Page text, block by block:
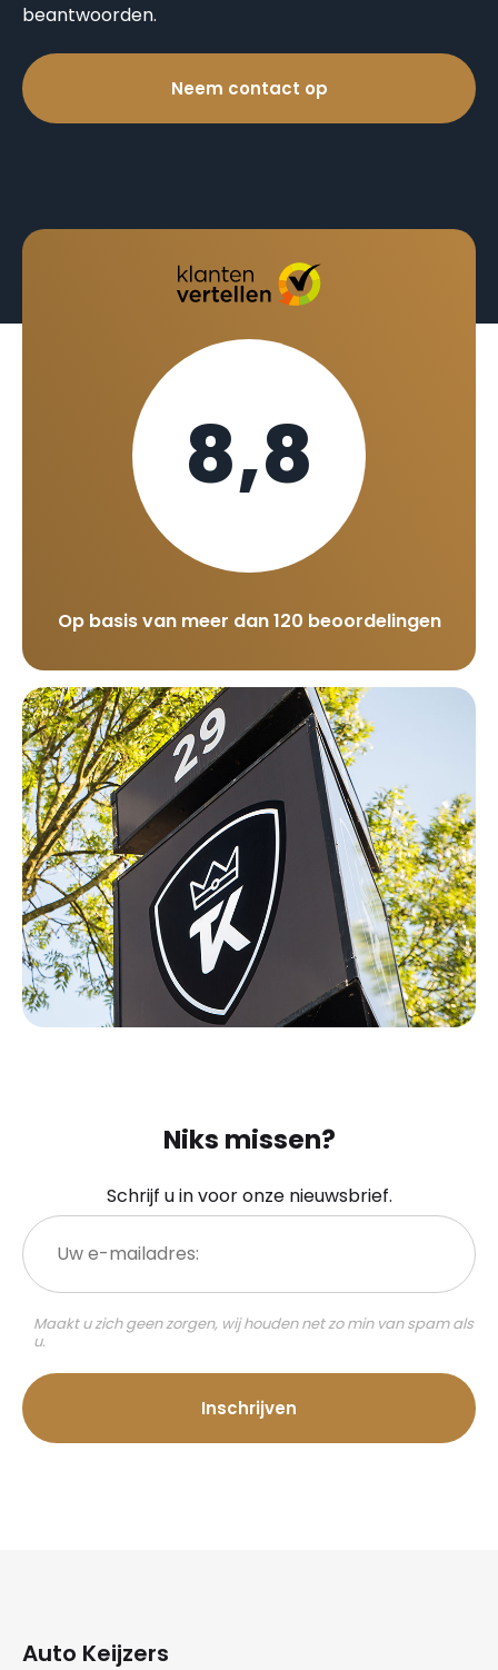
beantwoorden.
Neem contact op
8,8
Op basis van meer dan 120 beoordelingen
Niks missen?
Schrijf u in voor onze nieuwsbrief.
Uw
e-
mailadres:
Maakt u zich geen zorgen, wij houden net zo min van spam als
u.
Auto Keijzers